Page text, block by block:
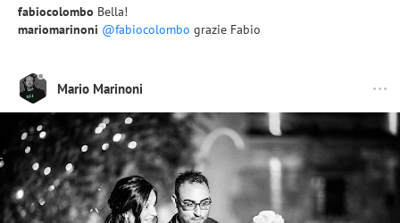
fabiocolombo Bella!
mariomarinoni @fabiocolombo grazie Fabio
Mario Marinoni